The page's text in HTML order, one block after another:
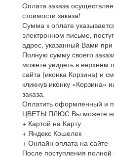
Оплата заказа
стоимости заказа!
Сумма к оплате
электронном письме,
адрес, указанный Вами
Полную сумму своего
можете увидеть в верхнем
сайта (иконка Корзина) и
кликнув иконку «Корзина»
заказа.
Оплатить оформленный и
ЦВЕТЫ ПЛЮС Вы можете
+ Картой на Карту
+ Яндекс Кошелек
+ Онлайн оплата на сайте
После поступления